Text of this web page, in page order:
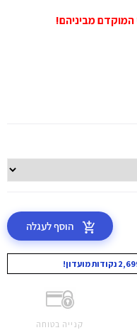
הוסף לעגלה
קנייה בטוחה